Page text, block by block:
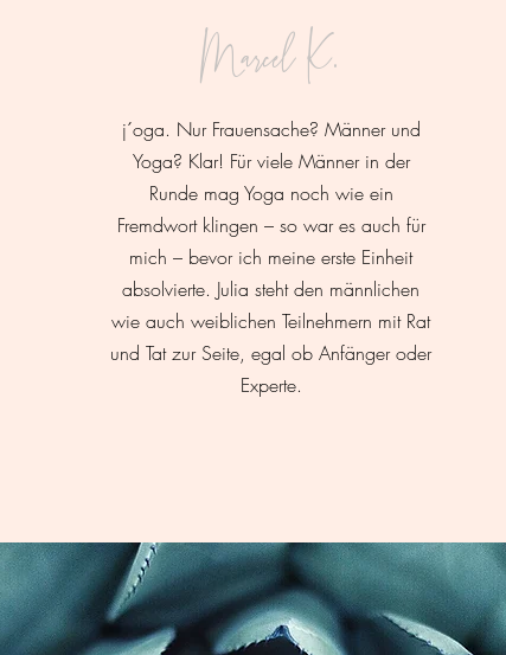
Marcel K.
j´oga. Nur Frauensache? Männer und
Yoga? Klar! Für viele Männer in der
Runde mag Yoga noch wie ein
Fremdwort klingen – so war es auch für
mich – bevor ich meine erste Einheit
absolvierte. Julia steht den männlichen
wie auch weiblichen Teilnehmern mit Rat
und Tat zur Seite, egal ob Anfänger oder
Experte.